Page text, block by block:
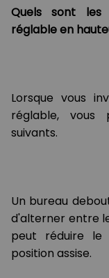
Quels sont les
réglable en
Lorsque vous
réglable, vous
suivants.
Un bureau
d'alterner entre
peut réduire le
position assise.